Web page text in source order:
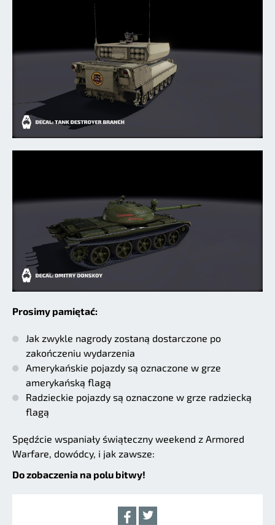
Prosimy pamiętać:
Jak zwykle nagrody zostaną dostarczone po
zakończeniu wydarzenia
Amerykańskie pojazdy są oznaczone w grze
amerykańską flagą
Radzieckie pojazdy są oznaczone w grze radziecką
flagą
Spędźcie wspaniały świąteczny weekend z Armored
Warfare, dowódcy, i jak zawsze:
Do zobaczenia na polu bitwy!